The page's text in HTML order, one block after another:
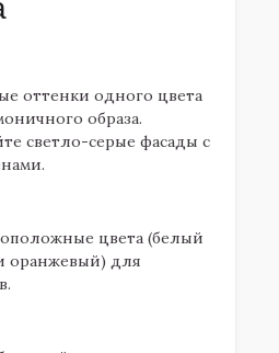
оттенки одного цвета
образа.
светло-серые фасады с
цвета (белый
оранжевый) для